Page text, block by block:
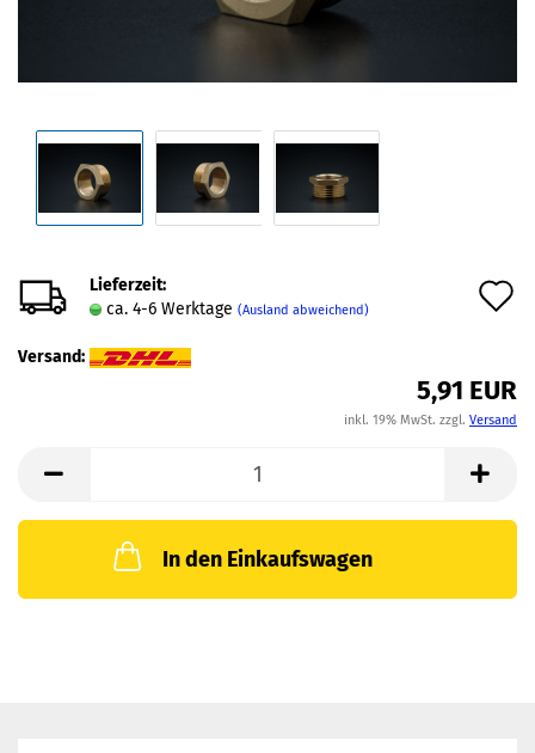
Lieferzeit:
ca. 4-6 Werktage (Ausland abweichend)
Versand:
5,91 EUR
inkl. 19% MwSt. zzgl. Versand
In den Einkaufswagen